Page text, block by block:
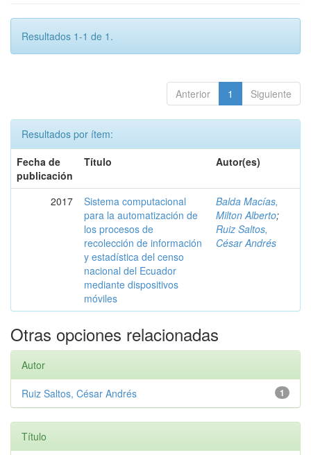
Resultados 1-1 de 1.
Anterior 1 Siguiente
Resultados por ítem:
Fecha de
publicación
Título Autor(es)
2017
Sistema computacional
para la automatización de
los procesos de
recolección de información
y estadística del censo
nacional del Ecuador
mediante dispositivos
móviles
Balda Macías,
Milton Alberto;
Ruiz Saltos,
César Andrés
Otras opciones relacionadas
Autor
1
Ruiz Saltos, César Andrés
Título